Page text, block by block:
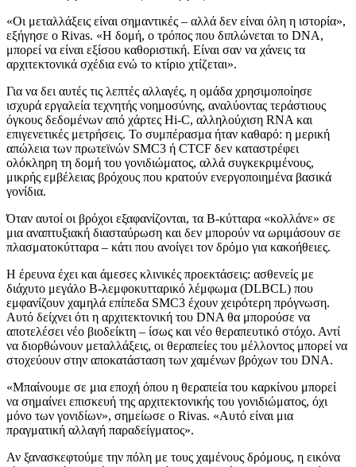
«Οι μεταλλάξεις είναι σημαντικές – αλλά δεν είναι όλη η ιστορία»,
εξήγησε ο Rivas. «Η δομή, ο τρόπος που διπλώνεται το DNA,
μπορεί να είναι εξίσου καθοριστική. Είναι σαν να χάνεις τα
αρχιτεκτονικά σχέδια ενώ το κτίριο χτίζεται».
Για να δει αυτές τις λεπτές αλλαγές, η ομάδα χρησιμοποίησε
ισχυρά εργαλεία τεχνητής νοημοσύνης, αναλύοντας τεράστιους
όγκους δεδομένων από χάρτες Hi-C, αλληλούχιση RNA και
επιγενετικές μετρήσεις. Το συμπέρασμα ήταν καθαρό: η μερική
απώλεια των πρωτεϊνών SMC3 ή CTCF δεν καταστρέφει
ολόκληρη τη δομή του γονιδιώματος, αλλά συγκεκριμένους,
μικρής εμβέλειας βρόχους που κρατούν ενεργοποιημένα βασικά
γονίδια.
Όταν αυτοί οι βρόχοι εξαφανίζονται, τα Β-κύτταρα «κολλάνε» σε
μια αναπτυξιακή διασταύρωση και δεν μπορούν να ωριμάσουν σε
πλασματοκύτταρα – κάτι που ανοίγει τον δρόμο για κακοήθειες.
Η έρευνα έχει και άμεσες κλινικές προεκτάσεις: ασθενείς με
διάχυτο μεγάλο Β-λεμφοκυτταρικό λέμφωμα (DLBCL) που
εμφανίζουν χαμηλά επίπεδα SMC3 έχουν χειρότερη πρόγνωση.
Αυτό δείχνει ότι η αρχιτεκτονική του DNA θα μπορούσε να
αποτελέσει νέο βιοδείκτη – ίσως και νέο θεραπευτικό στόχο. Αντί
να διορθώνουν μεταλλάξεις, οι θεραπείες του μέλλοντος μπορεί να
στοχεύουν στην αποκατάσταση των χαμένων βρόχων του DNA.
«Μπαίνουμε σε μια εποχή όπου η θεραπεία του καρκίνου μπορεί
να σημαίνει επισκευή της αρχιτεκτονικής του γονιδιώματος, όχι
μόνο των γονιδίων», σημείωσε ο Rivas. «Αυτό είναι μια
πραγματική αλλαγή παραδείγματος».
Αν ξανασκεφτούμε την πόλη με τους χαμένους δρόμους, η εικόνα